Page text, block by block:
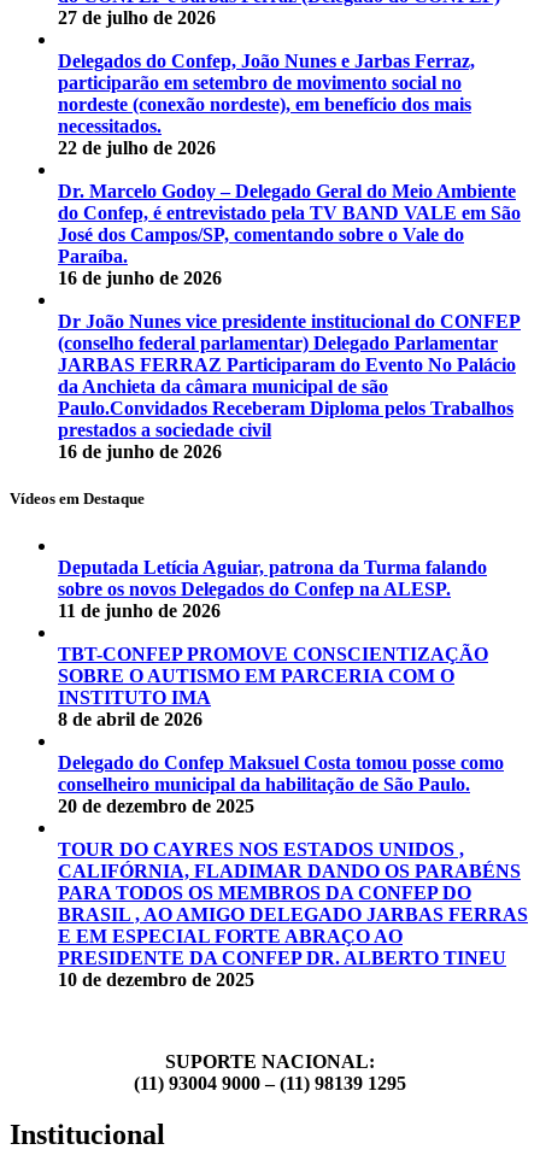
27 de julho de 2026
Delegados do Confep, João Nunes e Jarbas Ferraz,
participarão em setembro de movimento social no
nordeste (conexão nordeste), em benefício dos mais
necessitados.
22 de julho de 2026
Dr. Marcelo Godoy – Delegado Geral do Meio Ambiente
do Confep, é entrevistado pela TV BAND VALE em São
José dos Campos/SP, comentando sobre o Vale do
Paraíba.
16 de junho de 2026
Dr João Nunes vice presidente institucional do CONFEP
(conselho federal parlamentar) Delegado Parlamentar
JARBAS FERRAZ Participaram do Evento No Palácio
da Anchieta da câmara municipal de são
Paulo.Convidados Receberam Diploma pelos Trabalhos
prestados a sociedade civil
16 de junho de 2026
Vídeos em Destaque
Deputada Letícia Aguiar, patrona da Turma falando
sobre os novos Delegados do Confep na ALESP.
11 de junho de 2026
TBT-CONFEP PROMOVE CONSCIENTIZAÇÃO
SOBRE O AUTISMO EM PARCERIA COM O
INSTITUTO IMA
8 de abril de 2026
Delegado do Confep Maksuel Costa tomou posse como
conselheiro municipal da habilitação de São Paulo.
20 de dezembro de 2025
TOUR DO CAYRES NOS ESTADOS UNIDOS ,
CALIFÓRNIA, FLADIMAR DANDO OS PARABÉNS
PARA TODOS OS MEMBROS DA CONFEP DO
BRASIL , AO AMIGO DELEGADO JARBAS FERRAS
E EM ESPECIAL FORTE ABRAÇO AO
PRESIDENTE DA CONFEP DR. ALBERTO TINEU
10 de dezembro de 2025
SUPORTE NACIONAL:
(11) 93004 9000 – (11) 98139 1295
Institucional